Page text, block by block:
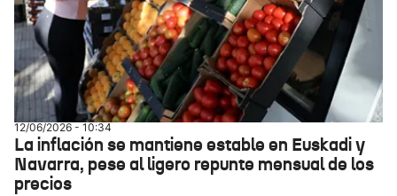
12/06/2026 - 10:34
La inflación se mantiene estable en Euskadi y
Navarra, pese al ligero repunte mensual de los
precios